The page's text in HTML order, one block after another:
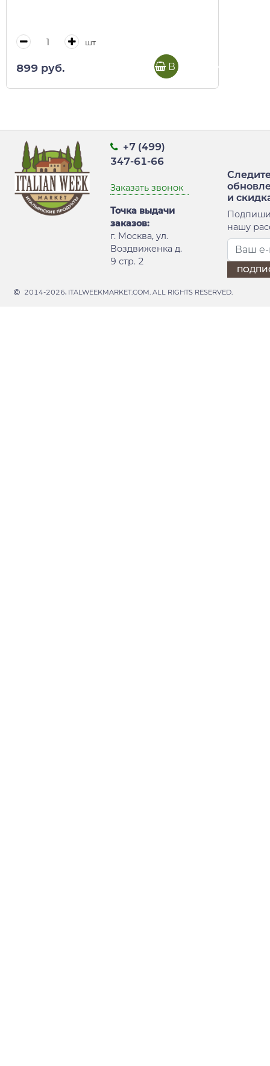
шт
899 руб. В корзину
+7 (499)
347-61-66
Заказать звонок
Точка выдачи
заказов:
г. Москва, ул.
Воздвиженка д.
9 стр. 2
и
нашу
2014-2026, ITALWEEKMARKET.COM. ALL RIGHTS RESERVED.